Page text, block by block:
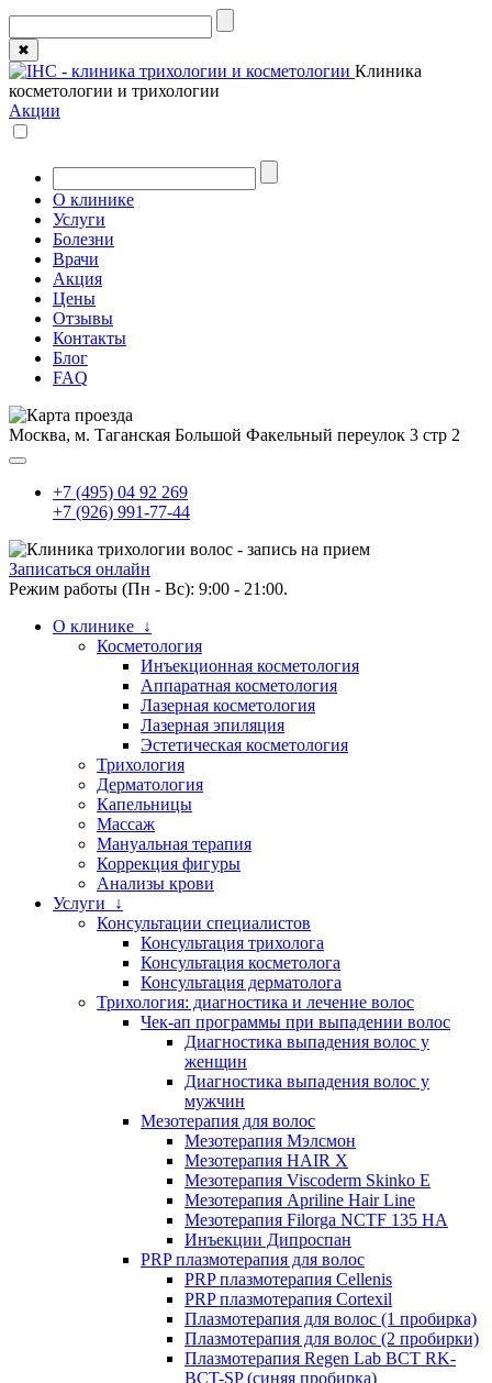
✖
Клиника
косметологии и трихологии
Акции
О клинике
Услуги
Болезни
Врачи
Акция
Цены
Отзывы
Контакты
Блог
FAQ
Москва, м. Таганская Большой Факельный переулок 3 стр 2
+7 (495) 04 92 269
+7 (926) 991-77-44
Записаться онлайн
Режим работы (Пн - Вс): 9:00 - 21:00.
О клинике ↓
Косметология
Инъекционная косметология
Аппаратная косметология
Лазерная косметология
Лазерная эпиляция
Эстетическая косметология
Трихология
Дерматология
Капельницы
Массаж
Мануальная терапия
Коррекция фигуры
Анализы крови
Услуги ↓
Консультации специалистов
Консультация трихолога
Консультация косметолога
Консультация дерматолога
Трихология: диагностика и лечение волос
Чек-ап программы при выпадении волос
Диагностика выпадения волос у
женщин
Диагностика выпадения волос у
мужчин
Мезотерапия для волос
Мезотерапия Мэлсмон
Мезотерапия HAIR X
Мезотерапия Viscoderm Skinko E
Мезотерапия Apriline Hair Line
Мезотерапия Filorga NCTF 135 HA
Инъекции Дипроспан
PRP плазмотерапия для волос
PRP плазмотерапия Cellenis
PRP плазмотерапия Cortexil
Плазмотерапия для волос (1 пробирка)
Плазмотерапия для волос (2 пробирки)
Плазмотерапия Regen Lab BCT RK-
BCT-SP (синяя пробирка)